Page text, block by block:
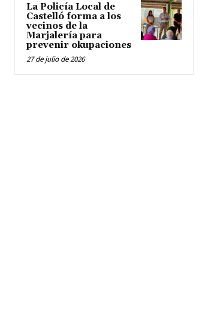
La Policía Local de
Castelló forma a los
vecinos de la
Marjalería para
prevenir okupaciones
27 de julio de 2026